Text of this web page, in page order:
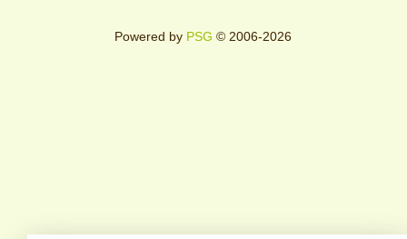
Powered by PSG © 2006-2026